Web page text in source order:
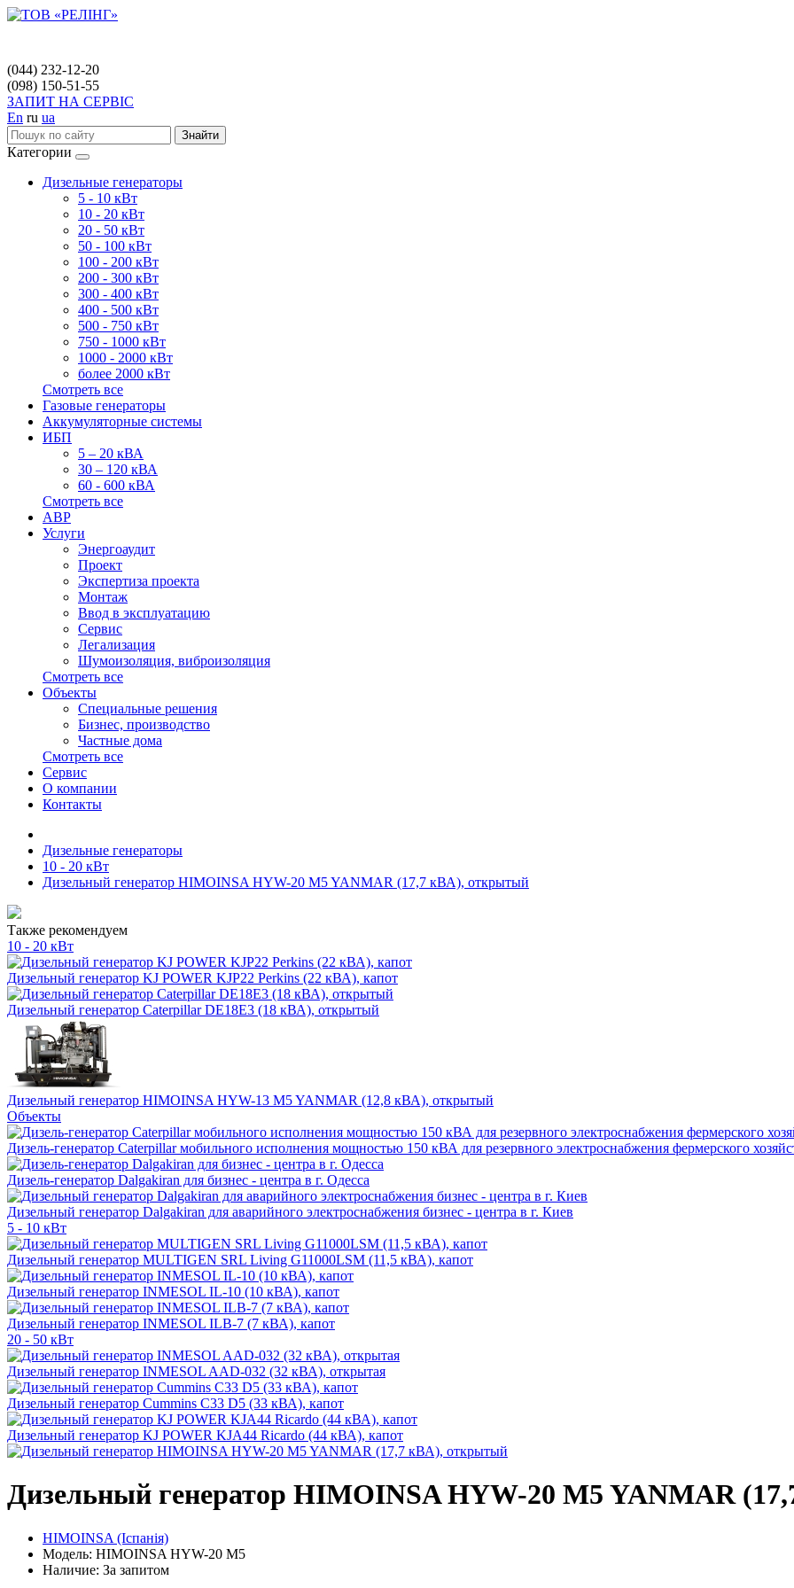
(044) 232-12-20
(098) 150-51-55
ЗАПИТ НА СЕРВІС
En ru ua
Знайти
Категории
Дизельные генераторы
5 - 10 кВт
10 - 20 кВт
20 - 50 кВт
50 - 100 кВт
100 - 200 кВт
200 - 300 кВт
300 - 400 кВт
400 - 500 кВт
500 - 750 кВт
750 - 1000 кВт
1000 - 2000 кВт
более 2000 кВт
Смотреть все
Газовые генераторы
Аккумуляторные системы
ИБП
5 – 20 кВА
30 – 120 кВА
60 - 600 кВА
Смотреть все
АВР
Услуги
Энергоаудит
Проект
Экспертиза проекта
Монтаж
Ввод в эксплуатацию
Сервис
Легализация
Шумоизоляция, виброизоляция
Смотреть все
Объекты
Специальные решения
Бизнес, производство
Частные дома
Смотреть все
Сервис
О компании
Контакты
Дизельные генераторы
10 - 20 кВт
Дизельный генератор HIMOINSA HYW-20 M5 YANMAR (17,7 кВА), открытый
Также рекомендуем
10 - 20 кВт
Дизельный генератор KJ POWER KJP22 Perkins (22 кВА), капот
Дизельный генератор Caterpillar DE18E3 (18 кВА), открытый
Дизельный генератор HIMOINSA HYW-13 M5 YANMAR (12,8 кВА), открытый
Объекты
Дизель-генератор Caterpillar мобильного исполнения мощностью 150 кВА для резервного электроснабжения фермерского
Дизель-генератор Dalgakiran для бизнес - центра в г. Одесса
Дизельный генератор Dalgakiran для аварийного электроснабжения бизнес - центра в г. Киев
5 - 10 кВт
Дизельный генератор MULTIGEN SRL Living G11000LSM (11,5 кВА), капот
Дизельный генератор INMESOL IL-10 (10 кВА), капот
Дизельный генератор INMESOL ILB-7 (7 кВА), капот
20 - 50 кВт
Дизельный генератор INMESOL AAD-032 (32 кВА), открытая
Дизельный генератор Cummins C33 D5 (33 кВА), капот
Дизельный генератор KJ POWER KJA44 Ricardo (44 кВА), капот
Дизельный генератор HIMOINSA HYW-20 M5 YANMAR
HIMOINSA (Іспанія)
Модель: HIMOINSA HYW-20 M5
Наличие: За запитом